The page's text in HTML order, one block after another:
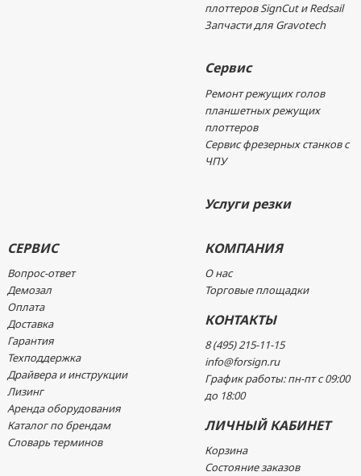
плоттеров SignCut и Redsail
Запчасти для Gravotech
Сервис
Ремонт режущих голов
планшетных режущих
плоттеров
Сервис фрезерных станков с
ЧПУ
Услуги резки
СЕРВИС
Вопрос-ответ
Демозал
Оплата
Доставка
Гарантия
Техподдержка
Драйвера и инструкции
Лизинг
Аренда оборудования
Каталог по брендам
Словарь терминов
КОМПАНИЯ
О нас
Торговые площадки
КОНТАКТЫ
8 (495) 215-11-15
info@forsign.ru
График работы: пн-пт с 09:00
до 18:00
ЛИЧНЫЙ КАБИНЕТ
Корзина
Состояние заказов